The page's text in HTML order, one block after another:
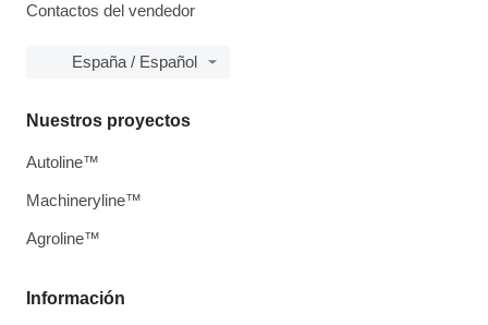
Contactos del vendedor
España / Español
Información
Nuestros proyectos
Autoline™
Machineryline™
Agroline™